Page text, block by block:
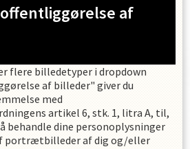
af
flere billedetyper i dropdown
af billeder" giver du
med
artikel 6, stk. 1, litra A, til,
behandle dine personoplysninger
portrætbilleder af dig og/eller